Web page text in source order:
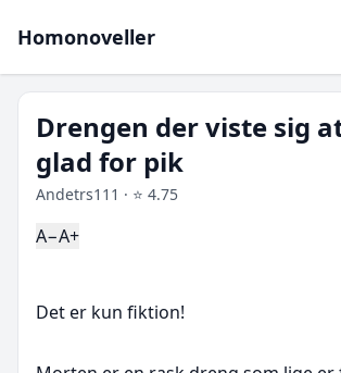
Homonoveller
Drengen der viste sig
glad for pik
Andetrs111 · ⭐ 4.75
A−A+
Det er kun fiktion!